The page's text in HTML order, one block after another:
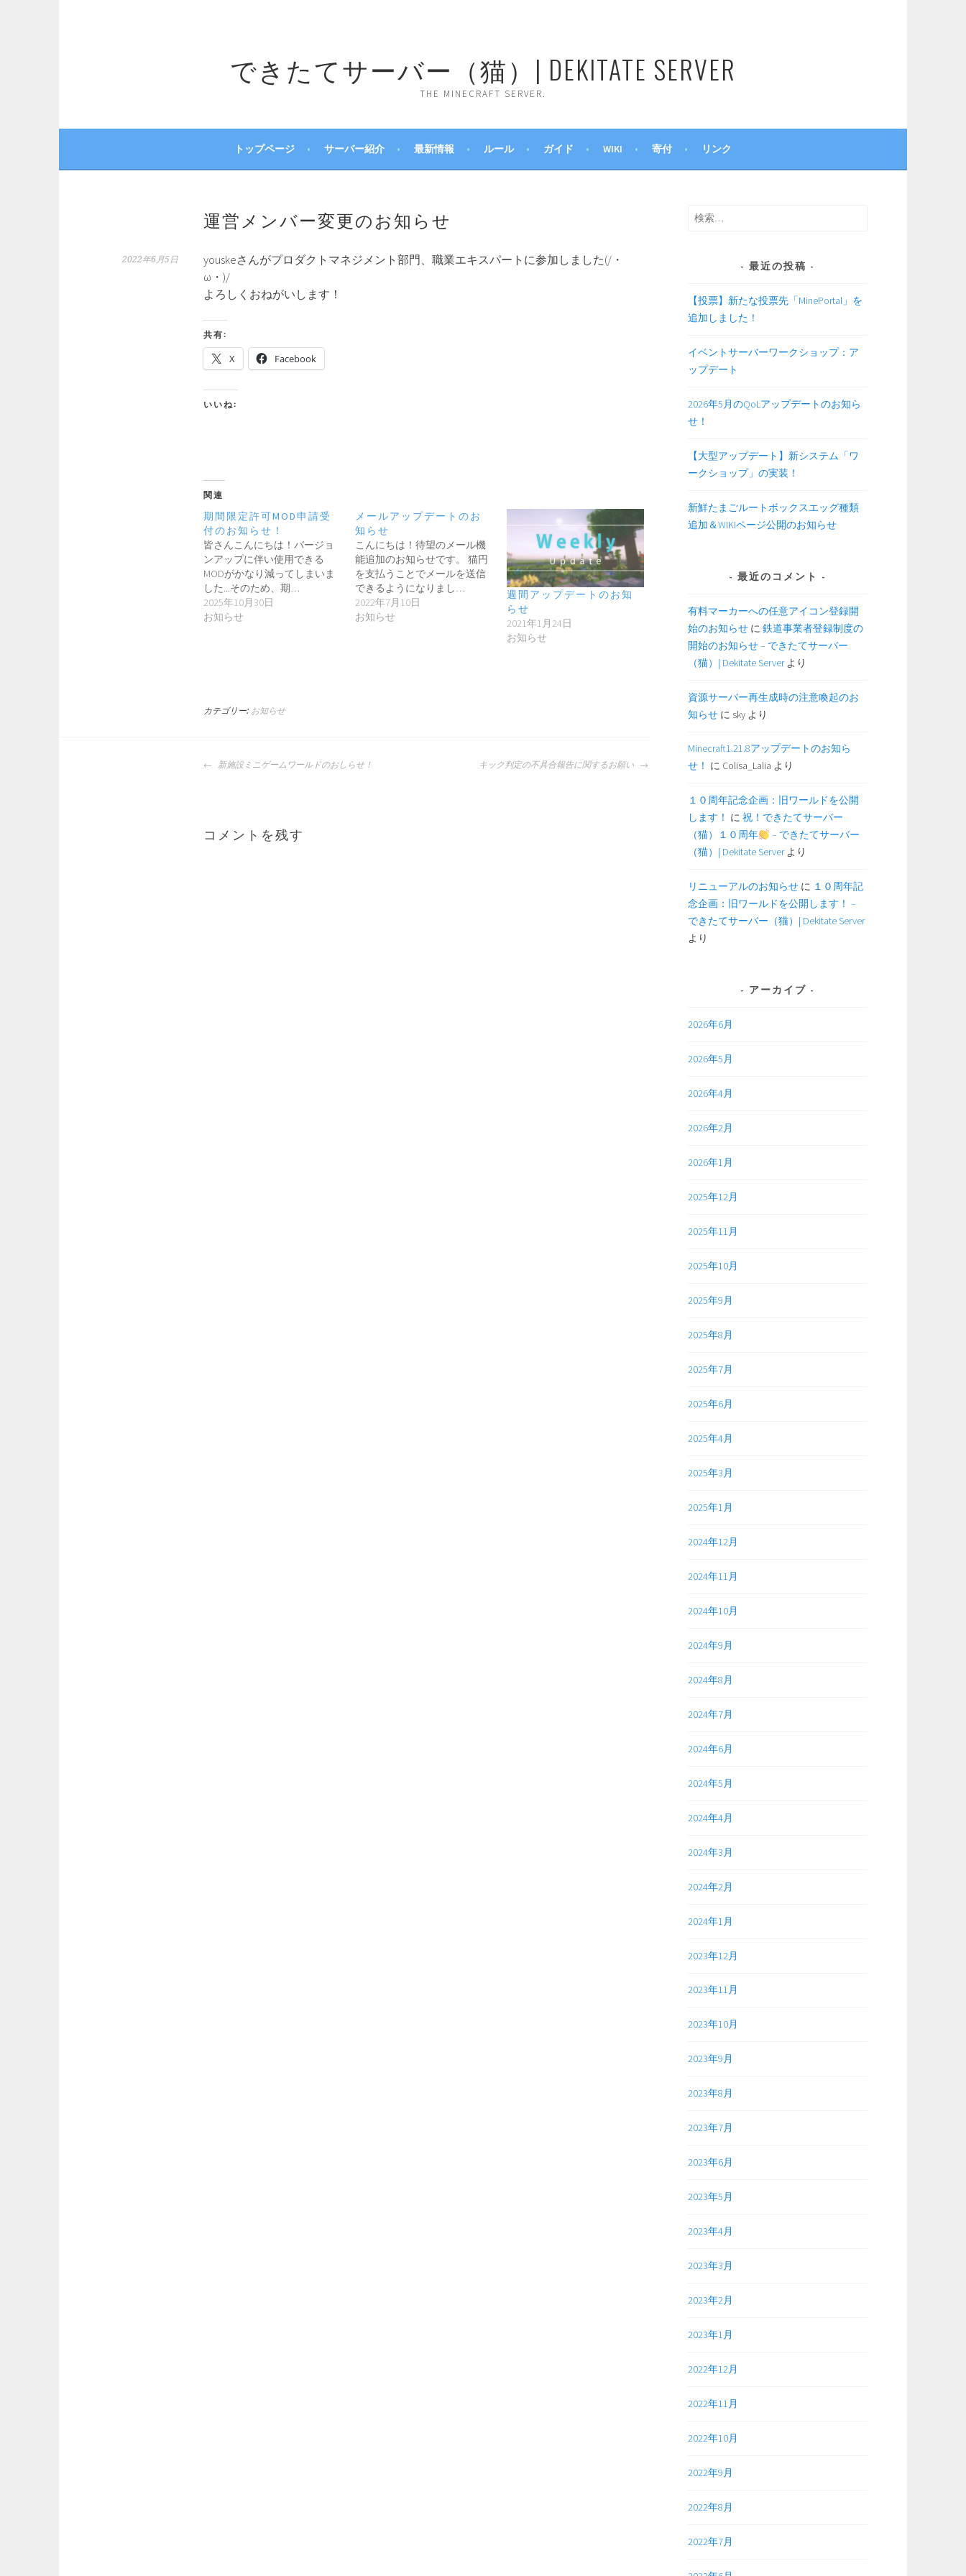
キ
できたてサーバー（猫）| DEKITATE SERVER
THE MINECRAFT SERVER.
トップページ サーバー紹介 最新情報 ルール ガイド WIKI 寄付 リンク
運営メンバー変更のお知らせ
2022年6月5日
youskeさんがプロダクトマネジメント部門、職業エキスパートに参加しました(/・
ω・)/
よろしくおねがいします！
共有:
X Facebook
いいね:
関連
期間限定許可MOD申請受
付のお知らせ！
皆さんこんにちは！バージョ
ンアップに伴い使用できる
MODがかなり減ってしまいま
した...そのため、期…
2025年10月30日
お知らせ
メールアップデートのお
知らせ
こんにちは！待望のメール機
能追加のお知らせです。 猫円
を支払うことでメールを送信
できるようになりまし…
2022年7月10日
お知らせ
週間アップデートのお知
らせ
2021年1月24日
お知らせ
カテゴリー: お知らせ
投
ゲ
ー
新施設ミニゲームワールドのおしらせ！ キック判定の不具合報告に関するお願い
コメントを残す
検
最近の投稿
【投票】新たな投票先「MinePortal」を
追加しました！
イベントサーバーワークショップ：ア
ップデート
2026年5月のQoLアップデートのお知ら
せ！
【大型アップデート】新システム「ワ
ークショップ」の実装！
新鮮たまごルートボックスエッグ種類
追加＆WIKIページ公開のお知らせ
最近のコメント
有料マーカーへの任意アイコン登録開
始のお知らせ に 鉄道事業者登録制度の
開始のお知らせ – できたてサーバー
（猫）| Dekitate Serverより
資源サーバー再生成時の注意喚起のお
知らせ に sky より
Minecraft1.21.8アップデートのお知ら
せ！ に Colisa_Lalia より
１０周年記念企画：旧ワールドを公開
します！ に 祝！できたてサーバー
（猫）１０周年
– できたてサーバー
（猫）| Dekitate Serverより
リニューアルのお知らせ に １０周年記
念企画：旧ワールドを公開します！ –
できたてサーバー（猫）| Dekitate Server
より
アーカイブ
2026年6月
2026年5月
2026年4月
2026年2月
2026年1月
2025年12月
2025年11月
2025年10月
2025年9月
2025年8月
2025年7月
2025年6月
2025年4月
2025年3月
2025年1月
2024年12月
2024年11月
2024年10月
2024年9月
2024年8月
2024年7月
2024年6月
2024年5月
2024年4月
2024年3月
2024年2月
2024年1月
2023年12月
2023年11月
2023年10月
2023年9月
2023年8月
2023年7月
2023年6月
2023年5月
2023年4月
2023年3月
2023年2月
2023年1月
2022年12月
2022年11月
2022年10月
2022年9月
2022年8月
2022年7月